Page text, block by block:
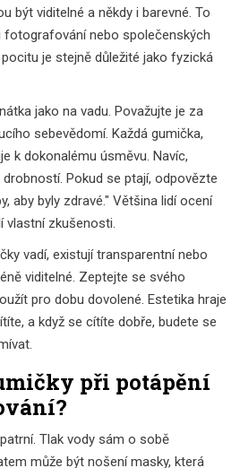
být viditelné a někdy i barevné. To
nebo společenských
je stejně důležité jako fyzická
jako na vadu. Považujte je za
sebevědomí. Každá gumička,
k dokonalému úsměvu. Navíc,
Pokud se ptají, odpovězte
aby byly zdravé." Většina lidí ocení
vlastní zkušenosti.
vadí, existují transparentní nebo
viditelné. Zeptejte se svého
pro dobu dovolené. Estetika hraje
a když se cítíte dobře, budete se
při potápění
Tlak vody sám o sobě
může být nošení masky, která